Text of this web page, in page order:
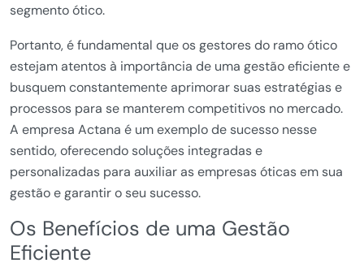
segmento ótico.
Portanto, é fundamental que os gestores do ramo ótico
estejam atentos à importância de uma gestão eficiente e
busquem constantemente aprimorar suas estratégias e
processos para se manterem competitivos no mercado.
A empresa Actana é um exemplo de sucesso nesse
sentido, oferecendo soluções integradas e
personalizadas para auxiliar as empresas óticas em sua
gestão e garantir o seu sucesso.
Os Benefícios de uma Gestão
Eficiente